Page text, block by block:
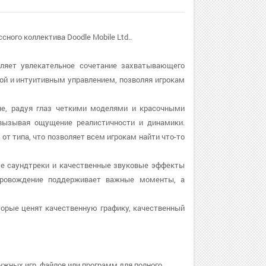
коллектива Doodle Mobile Ltd..
увлекательное сочетание захватывающего
и интуитивным управлением, позволяя игрокам
радуя глаз четкими моделями и красочными
ощущение реалистичности и динамики.
типа, что позволяет всем игрокам найти что-то
и качественные звуковые эффекты
поддерживает важные моменты, а
ценят качественную графику, качественный